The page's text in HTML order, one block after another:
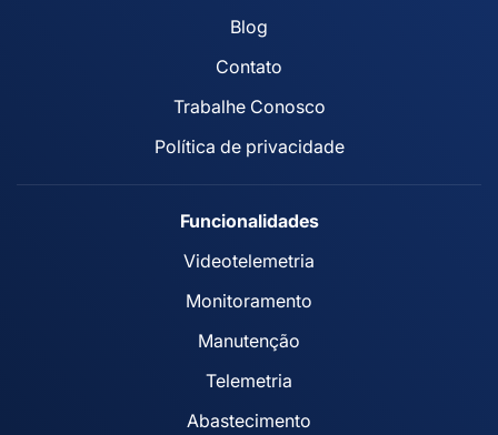
Blog
Contato
Trabalhe Conosco
Política de privacidade
Funcionalidades
Videotelemetria
Monitoramento
Manutenção
Telemetria
Abastecimento